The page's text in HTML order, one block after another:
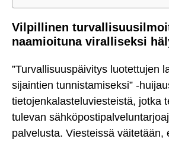
Vilpillinen
naamioituna viralliseksi
”Turvallisuuspäivitys luotettujen
sijaintien tunnistamiseksi” -
tietojenkalasteluviesteistä, jotka
tulevan
palvelusta. Viesteissä väitetään,